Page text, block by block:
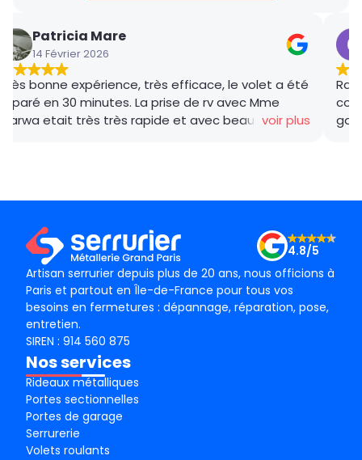
Patricia Mare
14 Février 2026
Très bonne expérience, très efficace, le volet a été
réparé en 30 minutes. La prise de rv avec Mme
Marwa etait très très rapide et avec beaucoup de
voir plus
Artisan serrurier depuis plus de 20 ans, nous officions à
Paris et partout en Île-de-France pour tous vos
besoins en fermetures : dépannage, réparation, pose,
entretien.
4.8/5
SIREN : 914 560 875
Nos services
Rideaux métalliques
Portes sectionnelles
Portes de garage
Serrurerie
Volets roulants